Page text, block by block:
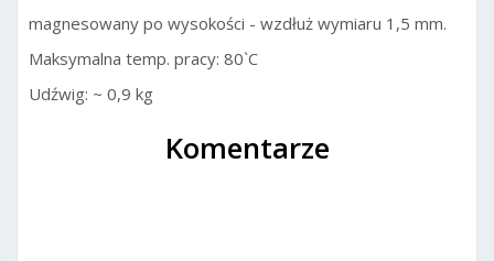
magnesowany po wysokości - wzdłuż wymiaru 1,5 mm.
Maksymalna temp. pracy: 80`C
Udźwig: ~ 0,9 kg
Komentarze